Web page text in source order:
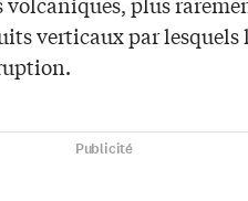
verticaux par lesquels
Publicité